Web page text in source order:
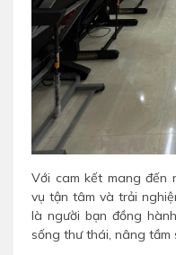
Với cam kết mang đến
vụ tận tâm và trải
là người bạn đồng
sống thư thái, nâng tầm